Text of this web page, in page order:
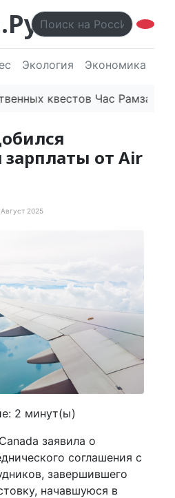
Экология Экономика
квестов Час Рамзая
от Air
2025
2 минут(ы)
заявила о
соглашения с
завершившего
начавшуюся в